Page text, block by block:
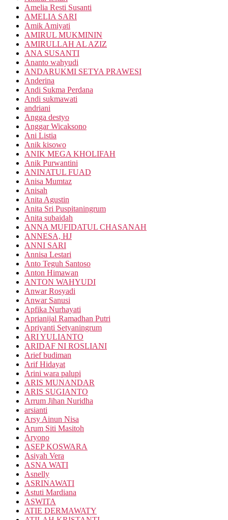
Amelia Resti Susanti
AMELIA SARI
Amik Amiyati
AMIRUL MUKMININ
AMIRULLAH AL AZIZ
ANA SUSANTI
Ananto wahyudi
ANDARUKMI SETYA PRAWESI
Anderina
Andi Sukma Perdana
Andi sukmawati
andriani
Angga destyo
Anggar Wicaksono
Ani Listia
Anik kisowo
ANIK MEGA KHOLIFAH
Anik Purwantini
ANINATUL FUAD
Anisa Mumtaz
Anisah
Anita Agustin
Anita Sri Puspitaningrum
Anita subaidah
ANNA MUFIDATUL CHASANAH
ANNESA, HJ
ANNI SARI
Annisa Lestari
Anto Teguh Santoso
Anton Himawan
ANTON WAHYUDI
Anwar Rosyadi
Anwar Sanusi
Apfika Nurhayati
Aprianijal Ramadhan Putri
Apriyanti Setyaningrum
ARI YULIANTO
ARIDAF NI ROSLIANI
Arief budiman
Arif Hidayat
Arini wara palupi
ARIS MUNANDAR
ARIS SUGIANTO
Arrum Jihan Nuridha
arsianti
Arsy Ainun Nisa
Arum Siti Masitoh
Aryono
ASEP KOSWARA
Asiyah Vera
ASNA WATI
Asnelly
ASRINAWATI
Astuti Mardiana
ASWITA
ATIE DERMAWATY